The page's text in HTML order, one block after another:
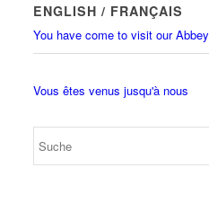
ENGLISH / FRANÇAIS
You have come to visit our Abbey
Vous êtes venus jusqu'à nous